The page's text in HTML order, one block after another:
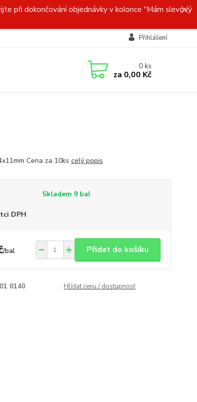
při dokončování objednávky v kolonce "Mám slevový
Přihlášení
0ks
za 0,00 Kč
Cena za 10ks celý popis
Skladem 9 bal
DPH
/bal Přidat do košíku
01 0140 Hlídat cenu / dostupnost